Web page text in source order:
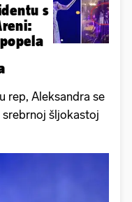
s
rep, Aleksandra se
šljokastoj